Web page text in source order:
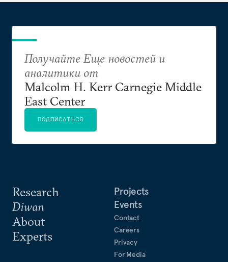
Research
Diwan
About
Experts
Projects
Events
Contact
Careers
Privacy
For Media
Получайте Еще новостей и
аналитики от
Malcolm H. Kerr Carnegie Middle
East Center
ПОДПИСАТЬСЯ